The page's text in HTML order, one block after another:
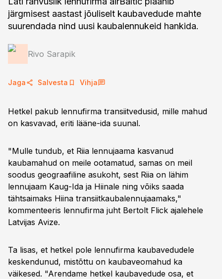
järgmisest aastast jõuliselt kaubavedude mahte
suurendada nind uusi kaubalennukeid hankida.
Rivo Sarapik
Jaga Salvesta Vihja
Hetkel pakub lennufirma transiitvedusid, mille mahud
on kasvavad, eriti lääne-ida suunal.
"Mulle tundub, et Riia lennujaama kasvanud
kaubamahud on meile ootamatud, samas on meil
soodus geograafiline asukoht, sest Riia on lähim
lennujaam Kaug-Ida ja Hiinale ning võiks saada
tähtsaimaks Hiina transiitkaubalennujaamaks,"
kommenteeris lennufirma juht Bertolt Flick ajalehele
Latvijas Avize.
Ta lisas, et hetkel pole lennufirma kaubavedudele
keskendunud, mistõttu on kaubaveomahud ka
väikesed. "Arendame hetkel kaubavedude osa, et